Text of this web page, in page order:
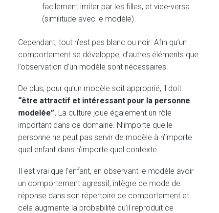
facilement imiter par les filles, et vice-versa
(similitude avec le modèle).
Cependant, tout n’est pas blanc ou noir. Afin qu’un
comportement se développe, d’autres éléments que
l’observation d’un modèle sont nécessaires.
De plus, pour qu’un modèle soit approprié, il doit
“être attractif et intéressant pour la personne
modelée”. La culture joue également un rôle
important dans ce domaine. N’importe quelle
personne ne peut pas servir de modèle à n’importe
quel enfant dans n’importe quel contexte.
Il est vrai que l’enfant, en observant le modèle avoir
un comportement agressif, intègre ce mode de
réponse dans son répertoire de comportement et
cela augmente la probabilité qu’il reproduit ce